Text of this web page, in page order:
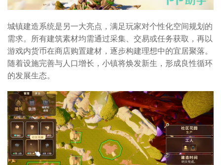
城镇建造系统是另一大亮点，满足玩家对个性化空间规划的
需求。所有建筑素材均需通过采集、交易或任务获取，再以
游戏内货币在商店购置建材，逐步构建理想中的宜居聚落。
随着设施完善与人口增长，小镇将焕发新生，形成良性循环
的发展生态。